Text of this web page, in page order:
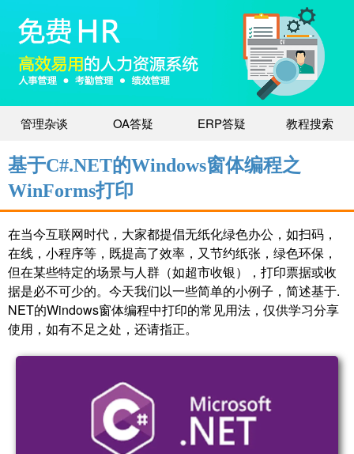
管理杂谈 OA答疑 ERP答疑 教程搜索
基于C#.NET的Windows窗体编程之
WinForms打印
在当今互联网时代，大家都提倡无纸化绿色办公，如扫码，
在线，小程序等，既提高了效率，又节约纸张，绿色环保，
但在某些特定的场景与人群（如超市收银），打印票据或收
据是必不可少的。今天我们以一些简单的小例子，简述基于.
NET的Windows窗体编程中打印的常见用法，仅供学习分享
使用，如有不足之处，还请指正。